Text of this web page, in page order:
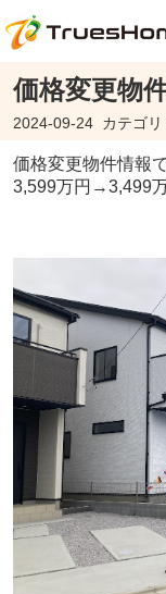
価格変更物
2024-09-24 カテゴリ
価格変更物件情報
3,599万円→3,499